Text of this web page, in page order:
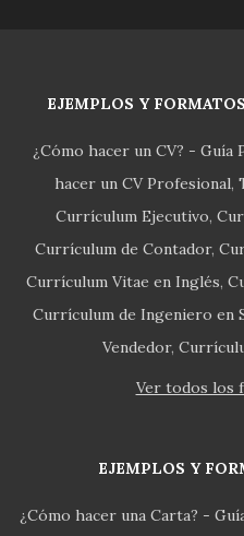
EJEMPLOS Y
¿Cómo hacer un CV? - Guía
hacer un CV Profesional
Currículum Ejecutivo
Currículum de Contador
Currículum Vitae en Inglés
Currículum de Ingeniero en
Vendedor
Ver todos los
EJEMPLOS Y
¿Cómo hacer una Carta? -